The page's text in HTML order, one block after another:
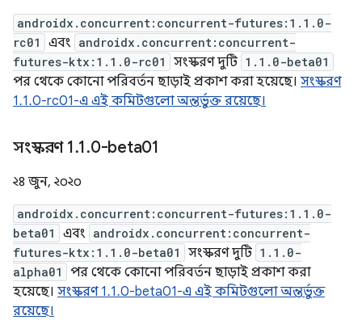
androidx.concurrent:concurrent-futures:1.1.0-
rc01
এবং androidx.concurrent:concurrent-
futures-ktx:1.1.0-rc01
সংস্করণ দুটি 1.1.0-beta01
পর থেকে কোনো পরিবর্তন ছাড়াই প্রকাশ করা হয়েছে। সংস্করণ
1.1.0-rc01-এ এই কমিটগুলো অন্তর্ভুক্ত রয়েছে।
সংস্করণ 1.1.0-beta01
২৪ জুন, ২০২০
androidx.concurrent:concurrent-futures:1.1.0-
beta01
এবং androidx.concurrent:concurrent-
futures-ktx:1.1.0-beta01
সংস্করণ দুটি 1.1.0-
alpha01
পর থেকে কোনো পরিবর্তন ছাড়াই প্রকাশ করা
হয়েছে। সংস্করণ 1.1.0-beta01-এ এই কমিটগুলো অন্তর্ভুক্ত
রয়েছে।